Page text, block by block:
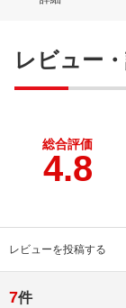
レビュー
総合評価
4.8
レビューを投稿する
7件